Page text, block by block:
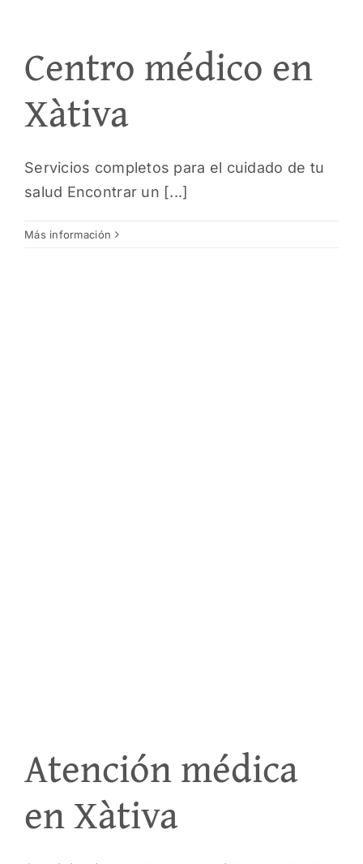
Centro médico en
Xàtiva
Servicios completos para el cuidado de tu
salud Encontrar un [...]
Más información
Atención médica
en Xàtiva